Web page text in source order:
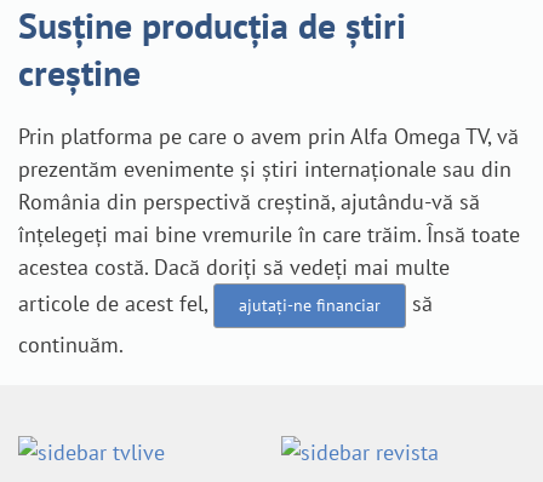
Susține producția de știri
creștine
Prin platforma pe care o avem prin Alfa Omega TV, vă
prezentăm evenimente și știri internaționale sau din
România din perspectivă creștină, ajutându-vă să
înțelegeți mai bine vremurile în care trăim. Însă toate
acestea costă. Dacă doriți să vedeți mai multe
articole de acest fel,
ajutați-ne financiar
să
continuăm.